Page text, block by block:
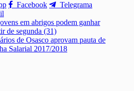
Facebook
Telegrama
em abrigos podem ganhar
de segunda (31)
de Osasco aprovam pauta de
Salarial 2017/2018